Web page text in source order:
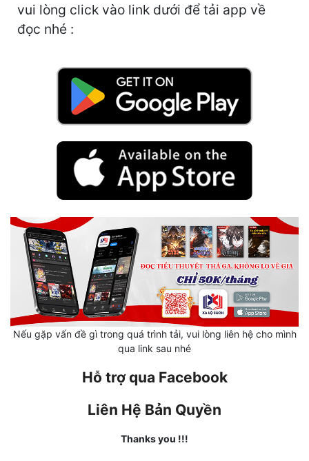
Góc Nhìn Nam
Huyền Huyễn
Khoa Huyễn
Khoa Huyễn Không Gian
Kiếm Hiệp
vui lòng click vào link dưới để tải app về
đọc nhé :
Nếu gặp vấn đề gì trong quá trình tải, vui lòng liên hệ cho mình
qua link sau nhé
Hỗ trợ qua Facebook
Liên Hệ Bản Quyền
Thanks you !!!